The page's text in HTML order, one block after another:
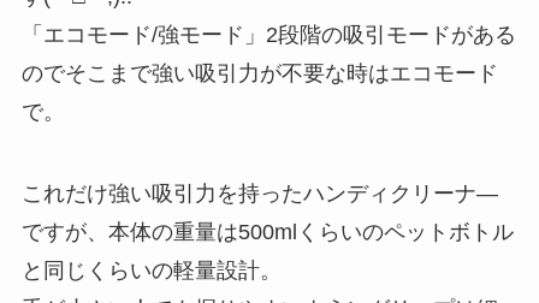
「エコモード/強モード」2段階の吸引モードがある
のでそこまで強い吸引力が不要な時はエコモード
で。
これだけ強い吸引力を持ったハンディクリーナ―
ですが、本体の重量は500mlくらいのペットボトル
と同じくらいの軽量設計。